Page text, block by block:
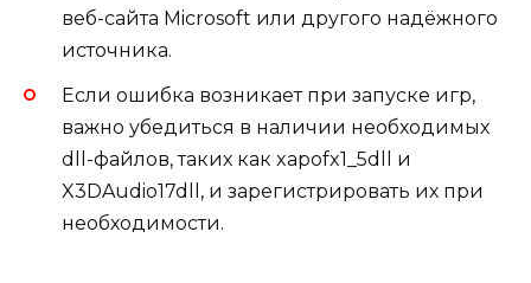
веб-сайта Microsoft или другого надёжного
источника.
Если ошибка возникает при запуске игр,
важно убедиться в наличии необходимых
dll-файлов, таких как xapofx1_5dll и
X3DAudio17dll, и зарегистрировать их при
необходимости.